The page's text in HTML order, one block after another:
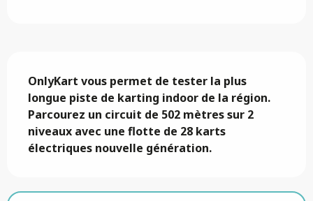
OnlyKart vous permet de tester la plus
longue piste de karting indoor de la région.
Parcourez un circuit de 502 mètres sur 2
niveaux avec une flotte de 28 karts
électriques nouvelle génération.